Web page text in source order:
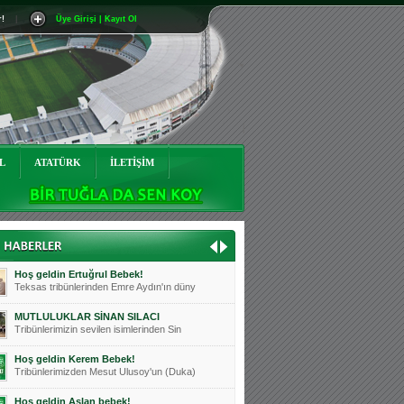
Üye Girişi | Kayıt Ol
ATATÜRK İLETİŞİM
Mutluluklar Ceyhun Tetik
Teksas tribünlerinin sevilen isimlerinde
Bursasporumuzun önü açılsın is
Teksaslı Bursasporlular Derneği Başkanı
Hoş geldin Alaz Bebek!
Teksas.org sistem yöneticisi, ekibimizin
Hoş geldin Göktuğ Bebek!
Teksas.org ekibimizden ve tribünlerimizi
Hoş geldin Kadir Kağan Bebek!
Teksas tribünlerinden Basri İleri'nin dü
Hoş geldin Ertuğrul Bebek!
Teksas tribünlerinden Emre Aydın'ın düny
MUTLULUKLAR SİNAN SILACI
Tribünlerimizin sevilen isimlerinden Sin
Hoş geldin Kerem Bebek!
Tribünlerimizden Mesut Ulusoy'un (Duka)
Hoş geldin Aslan bebek!